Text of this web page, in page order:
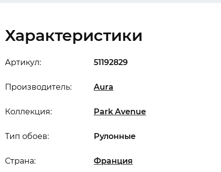
Характеристики
Артикул: 51192829
Производитель: Aura
Коллекция: Park Avenue
Страна: Франция
Тип обоев: Рулонные